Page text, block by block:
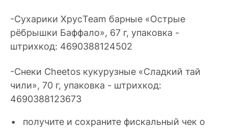
-Сухарики ХрусTeam барные «Острые
рёбрышки Баффало», 67 г, упаковка -
штрихкод: 4690388124502
-Снеки Cheetos кукурузные «Сладкий тай
чили», 70 г, упаковка - штрихкод:
4690388123673
получите и сохраните фискальный чек о